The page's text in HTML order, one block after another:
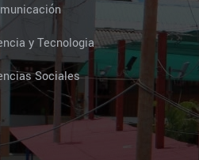
y Tecnologia
Sociales